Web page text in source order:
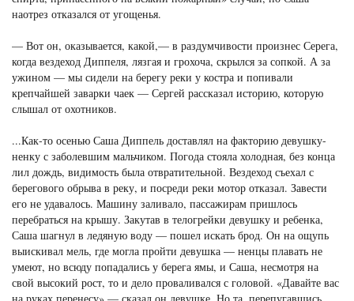
наотрез отказался от угощенья.
— Вот он, оказывается, какой,— в раздумчивости произнес Серега,
когда вездеход Диппеля, лязгая и грохоча, скрылся за сопкой. А за
ужином — мы сидели на берегу реки у костра и попивали
крепчайшей заварки чаек — Сергей рассказал историю, которую
слышал от охотников.
...Как-то осенью Саша Диппель доставлял на факторию девушку-
ненку с заболевшим мальчиком. Погода стояла холодная, без конца
лил дождь, видимость была отвратительной. Вездеход съехал с
берегового обрыва в реку, и посреди реки мотор отказал. Завести
его не удавалось. Машину заливало, пассажирам пришлось
перебраться на крышу. Закутав в телогрейки девушку и ребенка,
Саша шагнул в ледяную воду — пошел искать брод. Он на ощупь
выискивал мель, где могла пройти девушка — ненцы плавать не
умеют, но всюду попадались у берега ямы, и Саша, несмотря на
свой высокий рост, то и дело проваливался с головой. «Давайте вас